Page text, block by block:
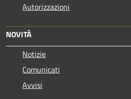
Autorizzazioni
NOVITÀ
Notizie
Comunicati
Avvisi